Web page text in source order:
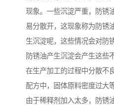
现象。一些沉淀严重，防锈
易分散开，这现象称为防锈
生沉淀呢，这些情况会对防
防锈油产生沉淀会产生这些
在生产加工的过程中分散不
配方中，固体原料密度过大
由于稀释剂加入太多，防锈